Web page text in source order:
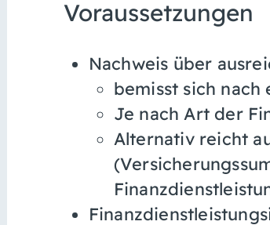
Voraussetzungen
Nachweis über
bemisst sich nach
Je nach Art der
Alternativ reicht